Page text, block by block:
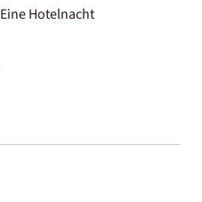
Eine Hotelnacht